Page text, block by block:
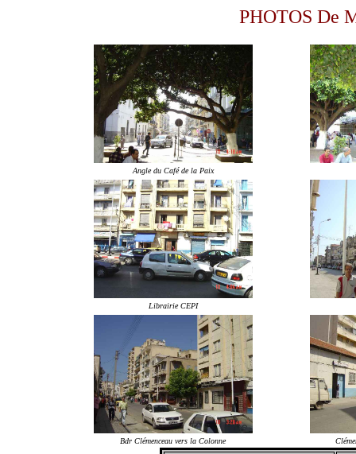
PHOTOS De
Angle du Café de la Paix
Librairie CEPI
Bdr Clémenceau vers la Colonne